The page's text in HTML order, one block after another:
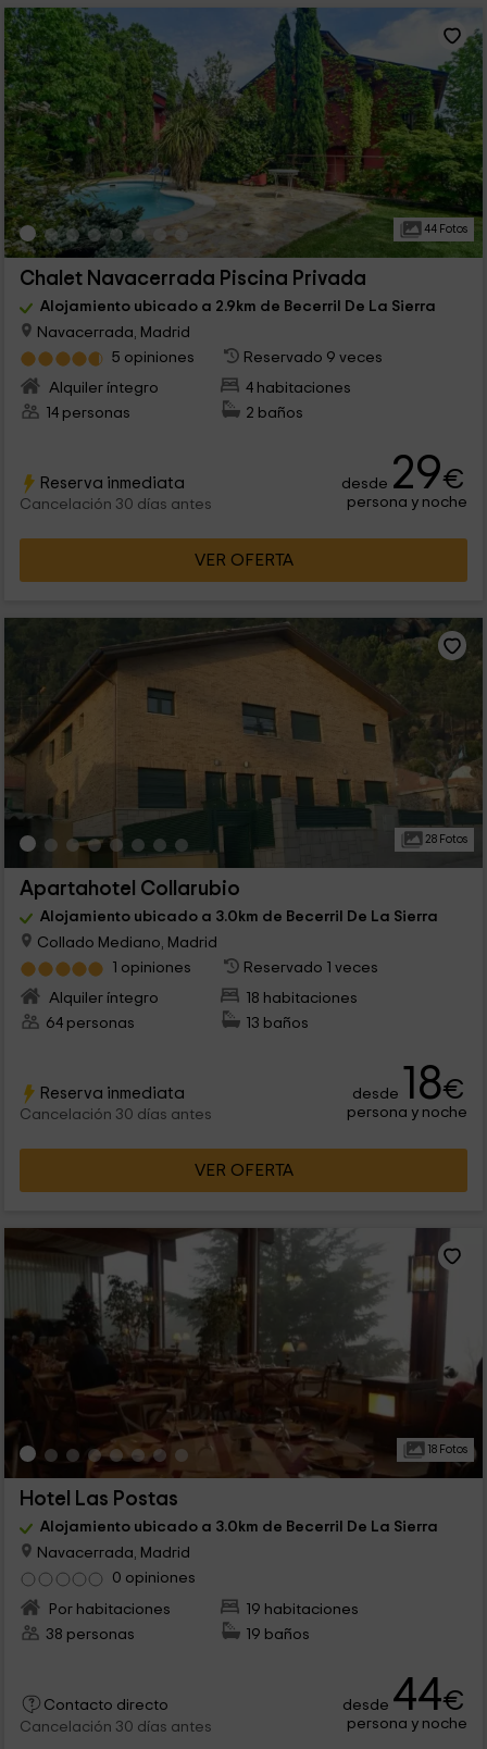
44 Fotos
Chalet Navacerrada Piscina Privada
Alojamiento ubicado a 2.9km de Becerril De La Sierra
Navacerrada, Madrid
5 opiniones
Reservado 9 veces
Alquiler íntegro
4 habitaciones
14 personas
2 baños
Reserva inmediata
Cancelación 30 días antes
desde 29€
persona y noche
VER OFERTA
28 Fotos
Apartahotel Collarubio
Alojamiento ubicado a 3.0km de Becerril De La Sierra
Collado Mediano, Madrid
1 opiniones
Reservado 1 veces
Alquiler íntegro
18 habitaciones
64 personas
13 baños
Reserva inmediata
Cancelación 30 días antes
desde 18€
persona y noche
VER OFERTA
18 Fotos
Hotel Las Postas
Alojamiento ubicado a 3.0km de Becerril De La Sierra
Navacerrada, Madrid
0 opiniones
Por habitaciones
19 habitaciones
38 personas
19 baños
Contacto directo
Cancelación 30 días antes
desde 44€
persona y noche